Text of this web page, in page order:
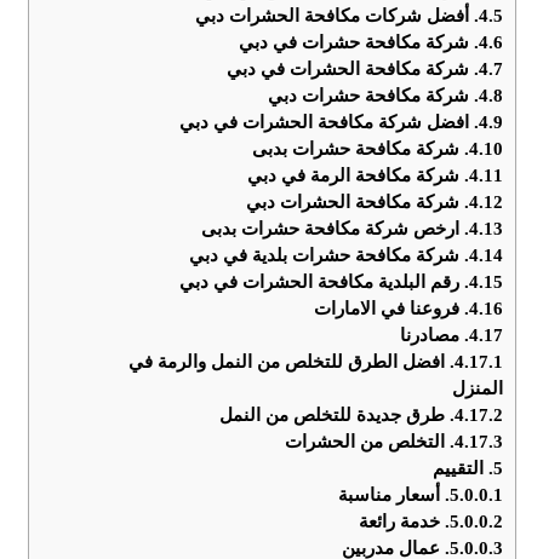
4.5. أفضل شركات مكافحة الحشرات دبي
4.6. شركة مكافحة حشرات في دبي
4.7. شركة مكافحة الحشرات في دبي
4.8. شركة مكافحة حشرات دبي
4.9.
افضل شركة مكافحة الحشرات في دبي
4.10. شركة مكافحة حشرات بدبى
4.11. شركة مكافحة الرمة في دبي
4.12. شركة مكافحة الحشرات دبي
4.13.
ارخص شركة مكافحة حشرات بدبى
4.14. شركة مكافحة حشرات بلدية في دبي
4.15. رقم البلدية مكافحة الحشرات في دبي
4.16. فروعنا في الامارات
4.17. مصادرنا
4.17.1.
افضل الطرق للتخلص من النمل والرمة في
المنزل
4.17.2. طرق جديدة للتخلص من النمل
4.17.3.
التخلص من الحشرات
5.
التقييم
5.0.0.1. أسعار مناسبة
5.0.0.2. خدمة رائعة
5.0.0.3. عمال مدربين